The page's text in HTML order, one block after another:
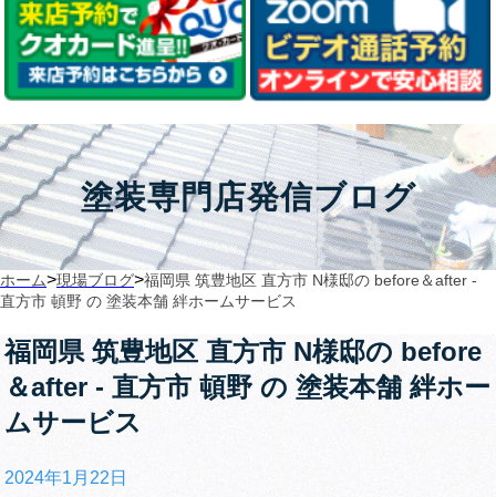
塗装専門店発信ブログ
ホーム>現場ブログ>福岡県 筑豊地区 直方市 N様邸の before＆after ‐
直方市 頓野 の 塗装本舗 絆ホームサービス
福岡県 筑豊地区 直方市 N様邸の before
＆after ‐ 直方市 頓野 の 塗装本舗 絆ホー
ムサービス
2024年1月22日